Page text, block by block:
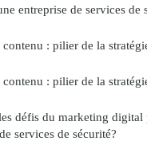
entreprise de services de
contenu : pilier de la
contenu : pilier de la
défis du marketing digital
services de sécurité?